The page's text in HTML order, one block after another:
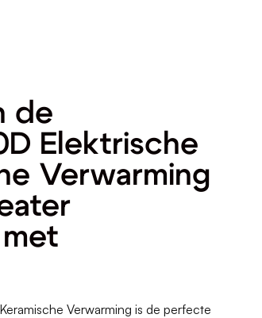
de
Elektrische
Verwarming
Verwarming is de perfecte